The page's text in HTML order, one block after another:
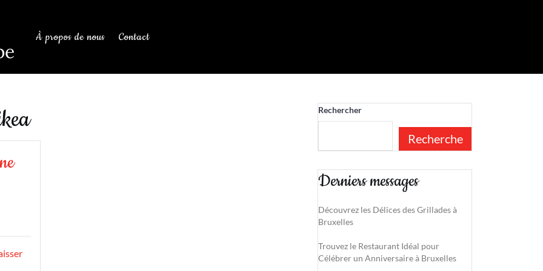
À propos de nous Contact
Rechercher
Recherche
Derniers messages
Découvrez les Délices des Grillades à
Bruxelles
Trouvez le Restaurant Idéal pour
Célébrer un Anniversaire à Bruxelles